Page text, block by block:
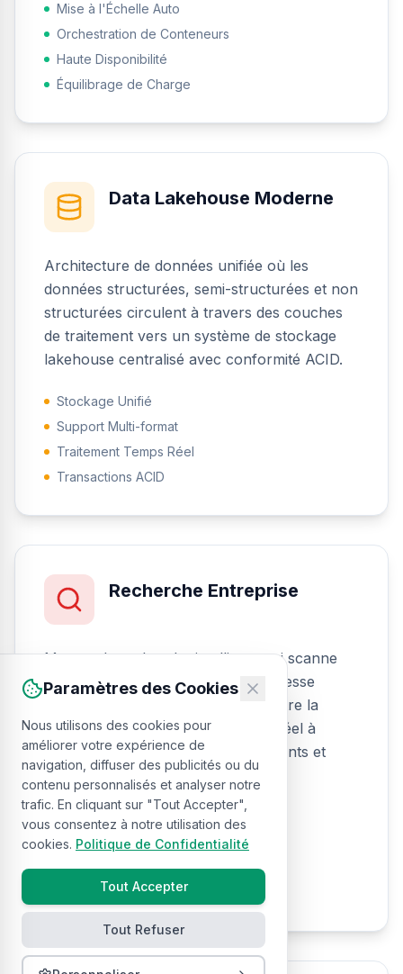
Mise à l'Échelle Auto
Orchestration de Conteneurs
Haute Disponibilité
Équilibrage de Charge
Data Lakehouse Moderne
Architecture de données unifiée où les
données structurées, semi-structurées et non
structurées circulent à travers des couches
de traitement vers un système de stockage
lakehouse centralisé avec conformité ACID.
Stockage Unifié
Support Multi-format
Traitement Temps Réel
Transactions ACID
Recherche Entreprise
Moteur de recherche intelligent qui scanne
tous les actifs de données à une vitesse
fulgurante. Le balayage visuel montre la
découverte de résultats en temps réel à
travers les logs, métriques, documents et
données structurées.
Recherche Unifiée
Indexation Temps Réel
Balayage Multi-format
Résultats Instantanés
Paramètres des Cookies
Nous utilisons des cookies pour
améliorer votre expérience de
navigation, diffuser des publicités ou du
contenu personnalisés et analyser notre
trafic. En cliquant sur "Tout Accepter",
vous consentez à notre utilisation des
cookies. Politique de Confidentialité
Tout Accepter
Tout Refuser